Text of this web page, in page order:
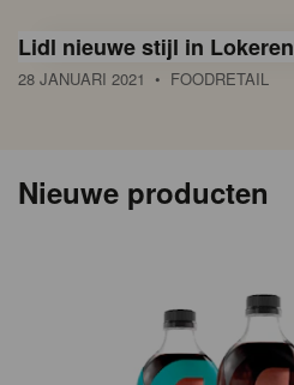
Lidl nieuwe stijl in Lokeren
28 JANUARI 2021 • FOODRETAIL
Nieuwe producten